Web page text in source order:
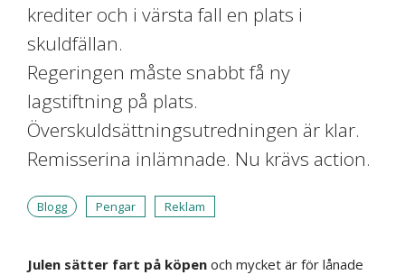
krediter och i värsta fall en plats i
skuldfällan.
Regeringen måste snabbt få ny
lagstiftning på plats.
Överskuldsättningsutredningen är klar.
Remisserina inlämnade. Nu krävs action.
Blogg Pengar Reklam
Julen sätter fart på köpen och mycket är för lånade